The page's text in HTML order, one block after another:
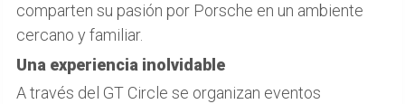
comparten su pasión por Porsche en un ambiente
cercano y familiar.
Una experiencia inolvidable
A través del GT Circle se organizan eventos